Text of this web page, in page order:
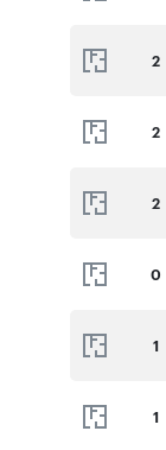
2
2
2
0
1
1